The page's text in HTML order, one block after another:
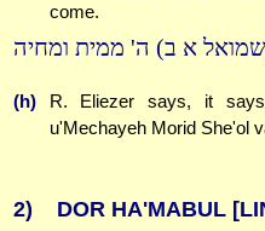
come.
א ב) ה' ממית ומחיה
(h)
R. Eliezer says, it
u'Mechayeh Morid She'ol
2) DOR HA'MABUL